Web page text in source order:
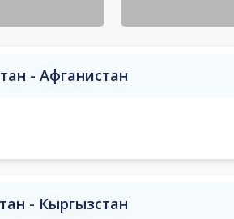
- Афганистан
- Кыргызстан